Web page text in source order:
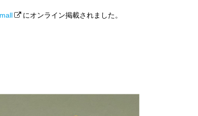
にオンライン掲載されました。